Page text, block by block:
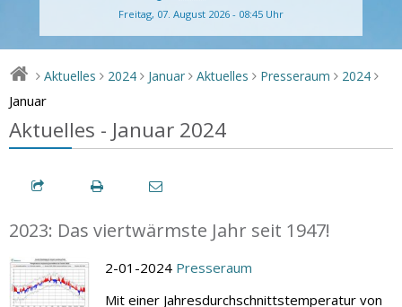
Freitag, 07. August 2026 - 08:45 Uhr
> Aktuelles > 2024 > Januar > Aktuelles > Presseraum > 2024 >
Januar
Aktuelles - Januar 2024
2023: Das viertwärmste Jahr seit 1947!
2-01-2024 Presseraum
Mit einer Jahresdurchschnittstemperatur von